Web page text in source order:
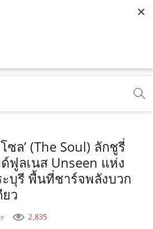
Oops!
| ADVERTISING | CAMPAIGN |
ซล’ (The Soul) ลักชูรี่
ฟูลเนส Unseen แห่ง
บุรี พื้นที่ชาร์จพลังบวก
ว
2,835